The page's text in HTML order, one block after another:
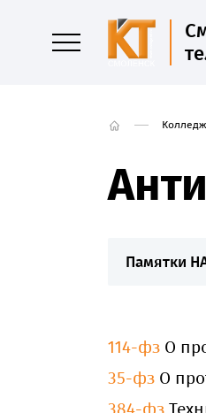
Колледж
Памятки
114-фз О
35-фз О